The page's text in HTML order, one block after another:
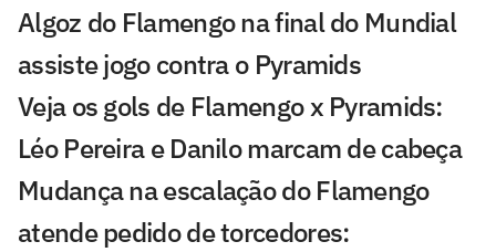
Algoz do Flamengo na final do Mundial
assiste jogo contra o Pyramids
Veja os gols de Flamengo x Pyramids:
Léo Pereira e Danilo marcam de cabeça
Mudança na escalação do Flamengo
atende pedido de torcedores: